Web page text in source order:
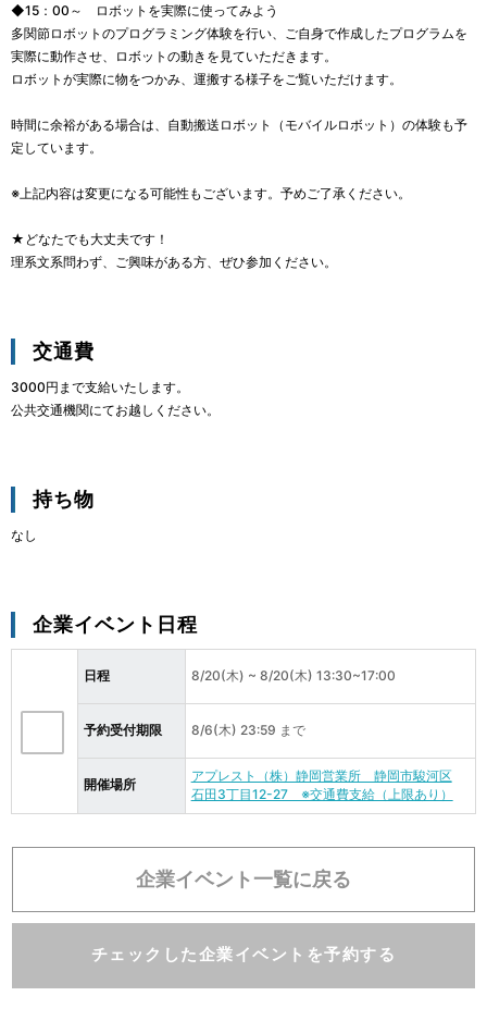
◆15：00～　ロボットを実際に使ってみよう
多関節ロボットのプログラミング体験を行い、ご自身で作成したプログラムを
実際に動作させ、ロボットの動きを見ていただきます。
ロボットが実際に物をつかみ、運搬する様子をご覧いただけます。
時間に余裕がある場合は、自動搬送ロボット（モバイルロボット）の体験も予
定しています。
※上記内容は変更になる可能性もございます。予めご了承ください。
★どなたでも大丈夫です！
理系文系問わず、ご興味がある方、ぜひ参加ください。
交通費
3000円まで支給いたします。
公共交通機関にてお越しください。
持ち物
なし
企業イベント日程
日程 8/20(木) ~ 8/20(木) 13:30~17:00
予約受付期限 8/6(木) 23:59 まで
開催場所
アプレスト（株）静岡営業所　静岡市駿河区
石田3丁目12-27　※交通費支給（上限あり）
企業イベント一覧に戻る
チェックした企業イベントを予約する